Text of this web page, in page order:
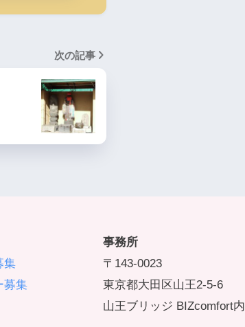
次の記事
集
募集
事務所
〒143-0023
東京都大田区山王2-5-6
山王ブリッジ BIZcomfort内